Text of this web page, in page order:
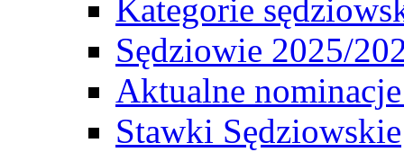
Kategorie
Sędziowie 2025/
Aktualne
Stawki Sędziowskie